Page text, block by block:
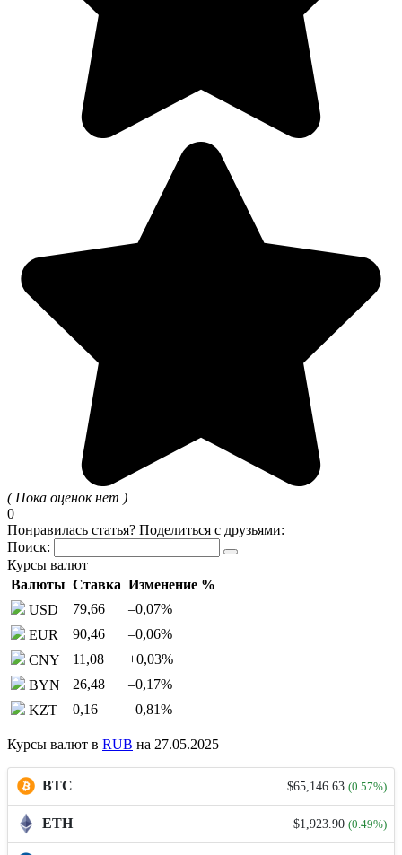
( Пока оценок нет )
0
Понравилась статья? Поделиться с друзьями:
Поиск:
Курсы валют
Валюты Ставка Изменение %
USD
79,66 –0,07%
EUR
90,46 –0,06%
CNY
11,08 +0,03%
BYN
26,48 –0,17%
KZT
0,16 –0,81%
Курсы валют в RUB на 27.05.2025
BTC $65,146.63 (0.57%)
ETH $1,923.90 (0.49%)